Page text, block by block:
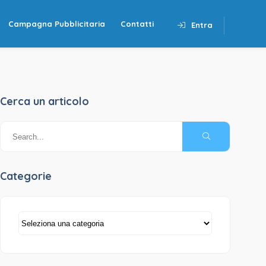
Entra
Campagna Pubblicitaria Contatti
Cerca un articolo
Categorie